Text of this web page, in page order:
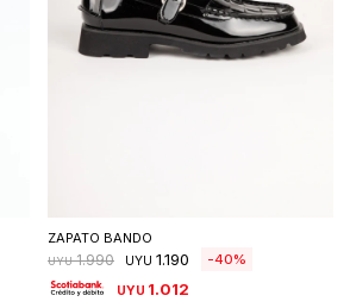
ZAPATO BANDO
UYU 1.990 UYU 1.190 40
UYU 1.012